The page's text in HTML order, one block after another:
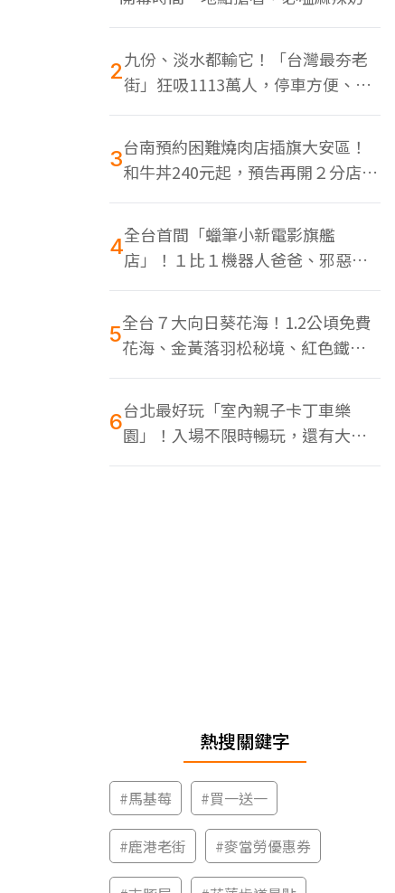
蝦
2九份、淡水都輸它！「台灣最夯老
街」狂吸1113萬人，停車方便、特
色美食多
3台南預約困難燒肉店插旗大安區！
和牛丼240元起，預告再開２分店、
地點曝光
4全台首間「蠟筆小新電影旗艦
店」！１比１機器人爸爸、邪惡正
男，百款周邊買翻
5全台７大向日葵花海！1.2公頃免費
花海、金黃落羽松秘境、紅色鐵橋
同框
6台北最好玩「室內親子卡丁車樂
園」！入場不限時暢玩，還有大螢
幕Switch遊戲區
熱搜關鍵字
#馬基莓 #買一送一
#鹿港老街 #麥當勞優惠券